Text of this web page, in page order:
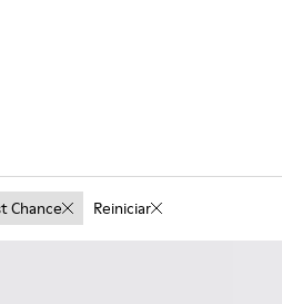
Chance Reiniciar